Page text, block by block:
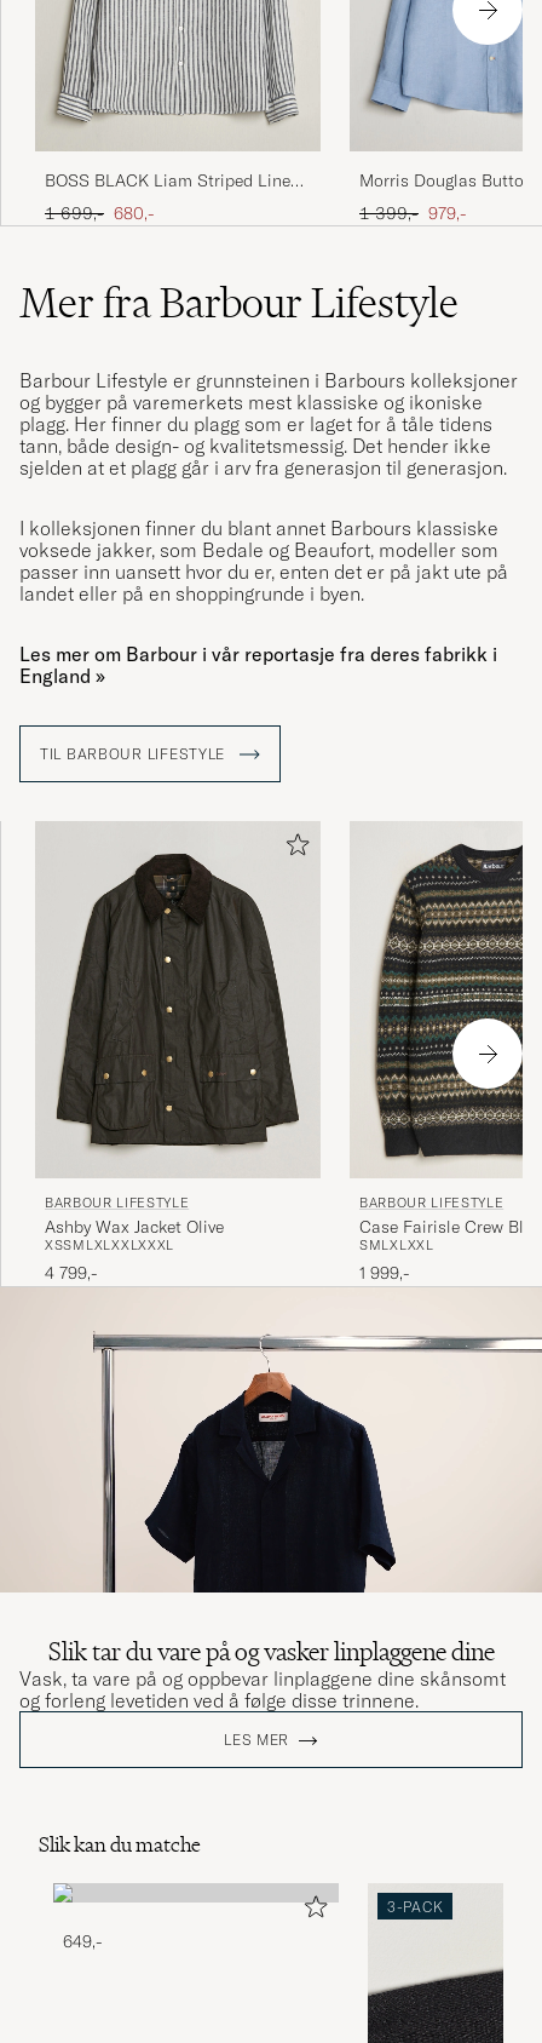
BOSS BLACK Liam Striped Linen
Shirt Dark Blue
Ordinær pris
1 699,- Nedsatt pris
680,-
Morris Douglas Button
Linen Shirt Light Blue
Ordinær pris
1 399,- Nedsatt pris
979,-
Mer fra Barbour Lifestyle
Barbour Lifestyle er grunnsteinen i Barbours kolleksjoner
og bygger på varemerkets mest klassiske og ikoniske
plagg. Her finner du plagg som er laget for å tåle tidens
tann, både design- og kvalitetsmessig. Det hender ikke
sjelden at et plagg går i arv fra generasjon til generasjon.
I kolleksjonen finner du blant annet Barbours klassiske
voksede jakker, som Bedale og Beaufort, modeller som
passer inn uansett hvor du er, enten det er på jakt ute på
landet eller på en shoppingrunde i byen.
Les mer om Barbour i vår reportasje fra deres fabrikk i
England »
TIL BARBOUR LIFESTYLE
BARBOUR LIFESTYLE
Ashby Wax Jacket Olive
XSSM LXLXXLXXXL
4 799,-
BARBOUR LIFESTYLE
Case Fairisle Crew
SMLXLXXL
1 999,-
Slik tar du vare på og vasker linplaggene dine
Vask, ta vare på og oppbevar linplaggene dine skånsomt
og forleng levetiden ved å følge disse trinnene.
LES MER
Slik kan du matche
649,-
3-PACK